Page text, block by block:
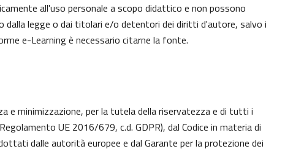
all'uso personale a scopo didattico e non possono
dalla legge o dai titolari e/o detentori dei diritti d'autore, salvo i
e-Learning è necessario citarne la fonte.
e minimizzazione, per la tutela della riservatezza e di tutti i
UE 2016/679, c.d. GDPR), dal Codice in materia di
dalle autorità europee e dal Garante per la protezione dei